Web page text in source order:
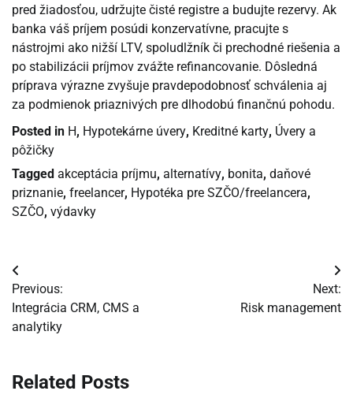
pred žiadosťou, udržujte čisté registre a budujte rezervy. Ak
banka váš príjem posúdi konzervatívne, pracujte s
nástrojmi ako nižší LTV, spoludlžník či prechodné riešenia a
po stabilizácii príjmov zvážte refinancovanie. Dôsledná
príprava výrazne zvyšuje pravdepodobnosť schválenia aj
za podmienok priaznivých pre dlhodobú finančnú pohodu.
Posted in H, Hypotekárne úvery, Kreditné karty, Úvery a
pôžičky
Tagged akceptácia príjmu, alternatívy, bonita, daňové
priznanie, freelancer, Hypotéka pre SZČO/freelancera,
SZČO, výdavky
Navigácia
v
článku
Previous:
Integrácia CRM, CMS a
analytiky
Next:
Risk management
Related Posts